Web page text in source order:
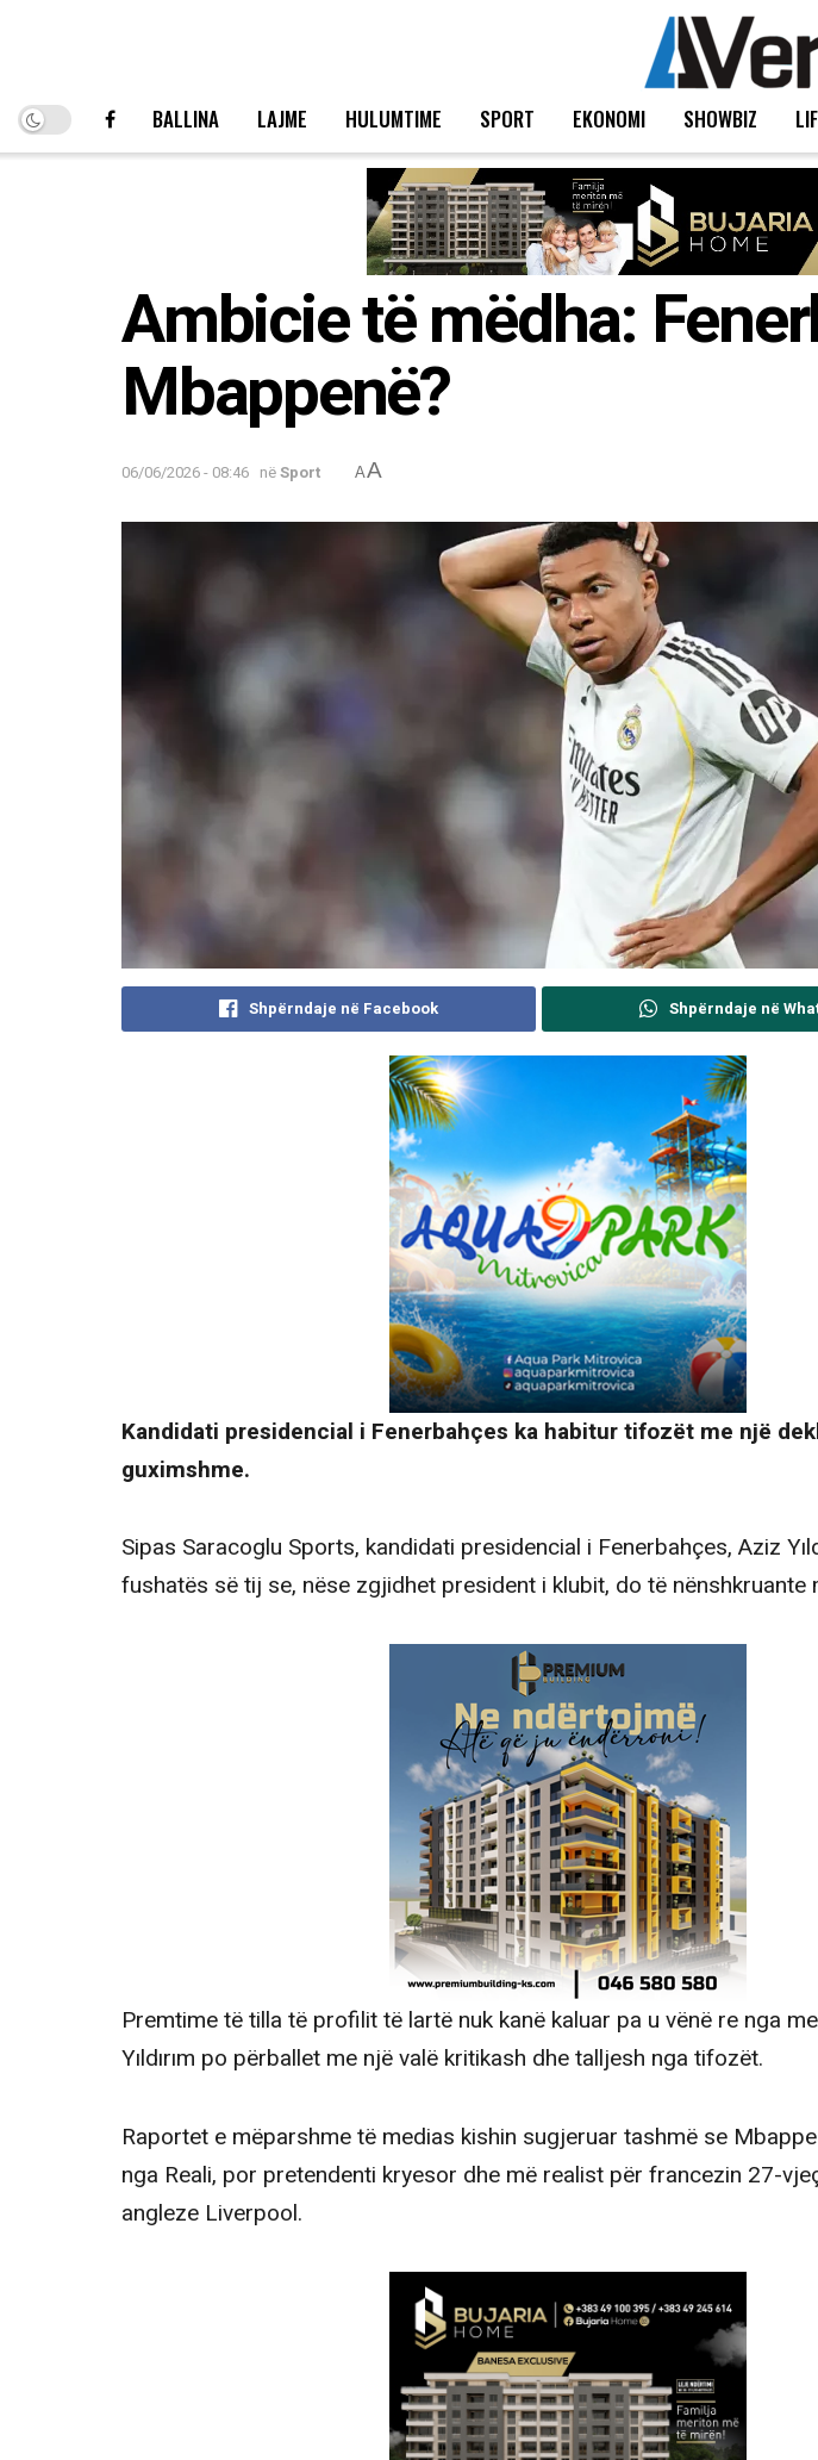
BALLINA LAJME HULUMTIME SPORT EKONOMI SHOWBIZ
Ambicie të mëdha:
Mbappenë?
06/06/2026 - 08:46 nëSport AA
Shpërndaje në Facebook Shpërndaje në
Kandidati presidencial i Fenerbahçes ka habitur tifozët me një
guximshme.
Sipas Saracoglu Sports, kandidati presidencial i Fenerbahçes, Aziz
fushatës së tij se, nëse zgjidhet president i klubit, do të nënshkruante
Premtime të tilla të profilit të lartë nuk kanë kaluar pa u vënë re nga
Yıldırım po përballet me një valë kritikash dhe talljesh nga tifozët.
Raportet e mëparshme të medias kishin sugjeruar tashmë se
nga Reali, por pretendenti kryesor dhe më realist për francezin 27-
angleze Liverpool.